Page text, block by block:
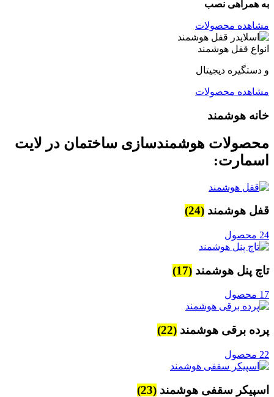
به همراهی نصب
مشاهده محصولات
انواع قفل هوشمند
و دستگیره دیجیتال
مشاهده محصولات
خانه هوشمند
محصولات هوشمندسازی ساختمان در لایت
اسمارت:
قفل هوشمند (24)
24 محصول
تاچ پنل هوشمند (17)
17 محصول
پرده برقی هوشمند (22)
22 محصول
اسپیکر سقفی هوشمند (23)